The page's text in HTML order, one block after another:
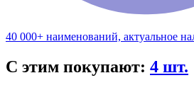
40 000+ наименований, актуальное
С этим покупают: 4 шт.